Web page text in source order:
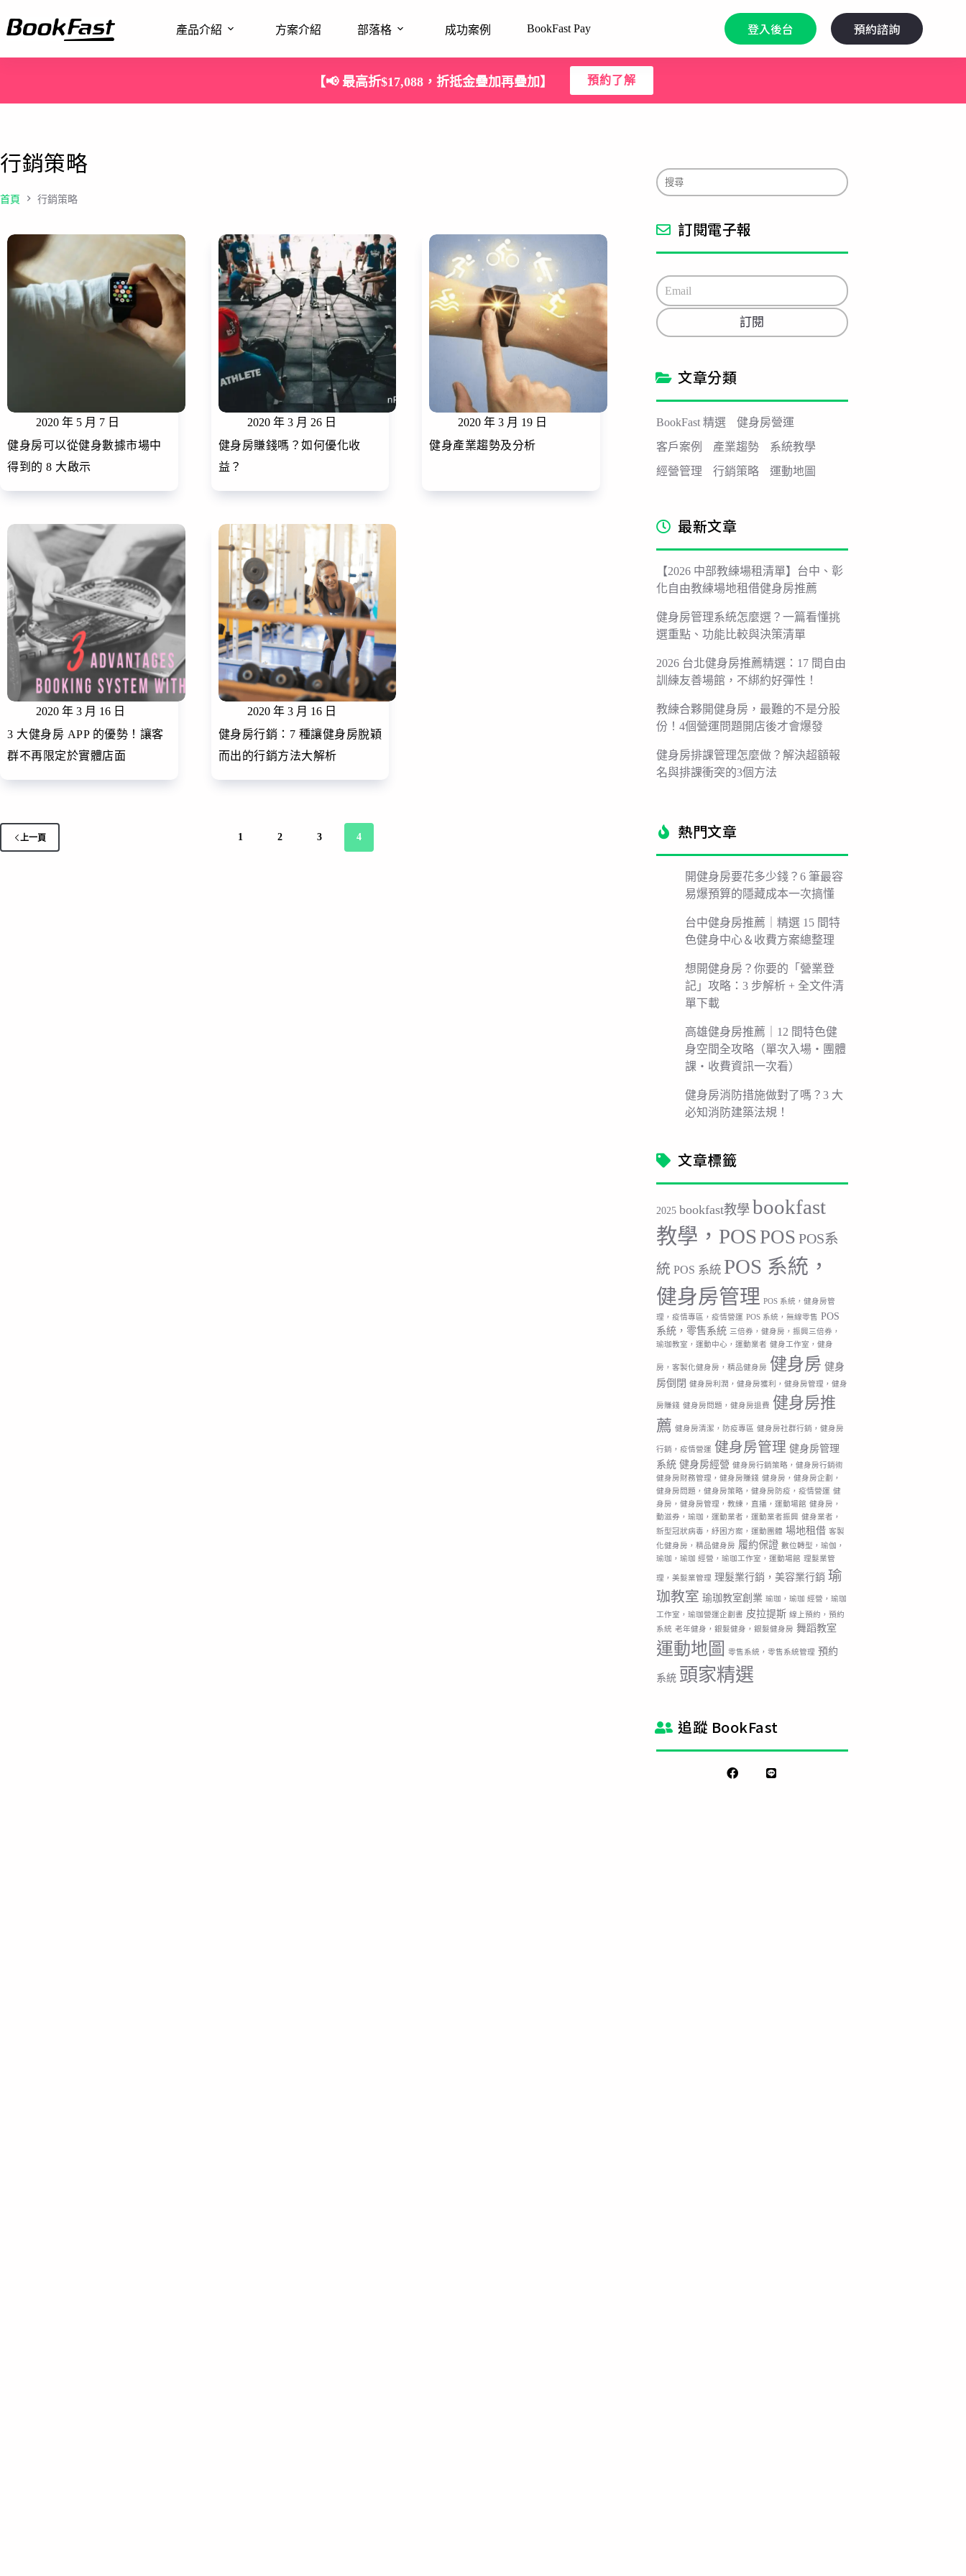
產品介紹 方案介紹 部落格 成功案例 BookFast Pay 登入後台 預約諮詢
【📢 最高折$17,088，折抵金疊加再疊加】 預約了解
行銷策略
首頁 行銷策略
2020 年 5 月 7 日
健身房可以從健身數據市場中
得到的 8 大啟示
2020 年 3 月 26 日
健身房賺錢嗎？如何優化收
益？
2020 年 3 月 19 日
健身產業趨勢及分析
2020 年 3 月 16 日
3 大健身房 APP 的優勢！讓客
群不再限定於實體店面
2020 年 3 月 16 日
健身房行銷：7 種讓健身房脫穎
而出的行銷方法大解析
上一頁 1 2 3 4
訂閱電子報
E
m
a
i
訂閱
文章分類
BookFast 精選
健身房營運
客戶案例
產業趨勢
系統教學
經營管理
行銷策略 運動地圖
最新文章
【2026 中部教練場租清單】台中、彰
化自由教練場地租借健身房推薦
健身房管理系統怎麼選？一篇看懂挑
選重點、功能比較與決策清單
2026 台北健身房推薦精選：17 間自由
訓練友善場館，不綁約好彈性！
教練合夥開健身房，最難的不是分股
份！4個營運問題開店後才會爆發
健身房排課管理怎麼做？解決超額報
名與排課衝突的3個方法
熱門文章​
開健身房要花多少錢？6 筆最容
易爆預算的隱藏成本一次搞懂
台中健身房推薦｜精選 15 間特
色健身中心＆收費方案總整理
想開健身房？你要的「營業登
記」攻略：3 步解析 + 全文件清
單下載
高雄健身房推薦｜12 間特色健
身空間全攻略（單次入場・團體
課・收費資訊一次看）
健身房消防措施做對了嗎？3 大
必知消防建築法規！
文章標籤
2025 bookfast教學 bookfast
教學，POS POS POS系
統 POS 系統 POS 系統，
健身房管理 POS 系統，健身房管
理，疫情專區，疫情營運 POS 系統，無線零售 POS
系統，零售系統 三倍券，健身房，振興三倍券，
瑜珈教室，運動中心，運動業者 健身工作室，健身
房，客製化健身房，精品健身房 健身房 健身
房倒閉 健身房利潤，健身房獲利，健身房管理，健身
房賺錢 健身房問題，健身房退費 健身房推
薦 健身房清潔，防疫專區 健身房社群行銷，健身房
行銷，疫情營運 健身房管理 健身房管理
系統 健身房經營 健身房行銷策略，健身房行銷術
健身房財務管理，健身房賺錢 健身房，健身房企劃，
健身房問題，健身房策略，健身房防疫，疫情營運 健
身房，健身房管理，教練，直播，運動場館 健身房，
動滋券，瑜珈，運動業者，運動業者振興 健身業者，
新型冠狀病毒，紓困方案，運動團體 場地租借 客製
化健身房，精品健身房 履約保證 數位轉型，瑜伽，
瑜珈，瑜珈 經營，瑜珈工作室，運動場館 理髮業管
理，美髮業管理 理髮業行銷，美容業行銷 瑜
珈教室 瑜珈教室創業 瑜珈，瑜珈 經營，瑜珈
工作室，瑜珈營運企劃書 皮拉提斯 線上預約，預約
系統 老年健身，銀髮健身，銀髮健身房 舞蹈教室
運動地圖 零售系統，零售系統管理 預約
系統 頭家精選
追蹤 BookFast